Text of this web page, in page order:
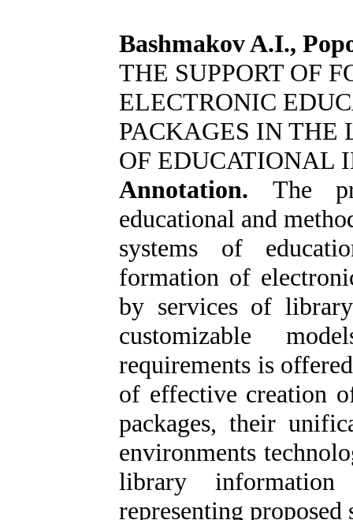
Bashmakov A.I.,
THE SUPPORT OF
ELECTRONIC
PACKAGES IN THE
OF EDUCATIONAL
Annotation. The
educational and
systems of
formation of
by services of
customizable
requirements is
of effective creation
packages, their
environments
library
representing proposed